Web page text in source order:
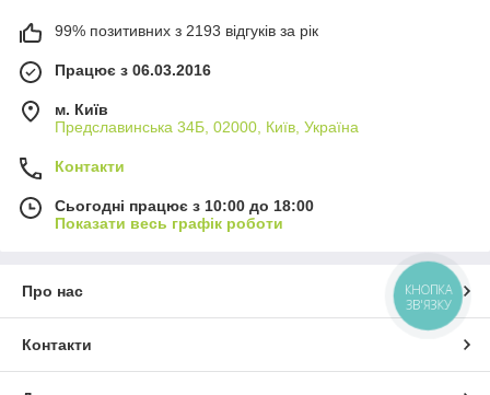
99% позитивних з 2193 відгуків за рік
Працює з 06.03.2016
м. Київ
Предславинська 34Б, 02000, Київ, Україна
Контакти
Сьогодні працює з 10:00 до 18:00
Показати весь графік роботи
Про нас
Контакти
КНОПКА
ЗВ'ЯЗКУ